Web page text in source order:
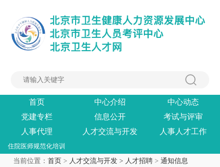
首页 中心介绍
中心动态
党建专栏
信息公开
考试与评审
人事代理
人才交流与开发 人事人才工作
住院医师规范化培训
当前位置： 首页 > 人才交流与开发 > 人才招聘> 通知信息